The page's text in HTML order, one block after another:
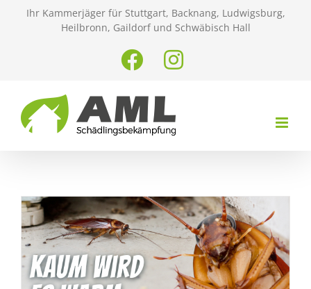
Ihr Kammerjäger für Stuttgart, Backnang, Ludwigsburg,
Heilbronn, Gaildorf und Schwäbisch Hall
FacebookInstagram